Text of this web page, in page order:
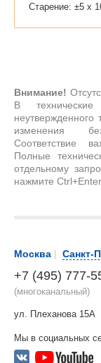
Старение: ±5 х
Внимание!
В технические
изменения
Соответствие
Полные
отдельному
нажмите Ctrl+Enter.
Москва | Санкт-
+7 (495) 777-
(многоканальный)
ул. Плеханова 15А
Мы в социальных